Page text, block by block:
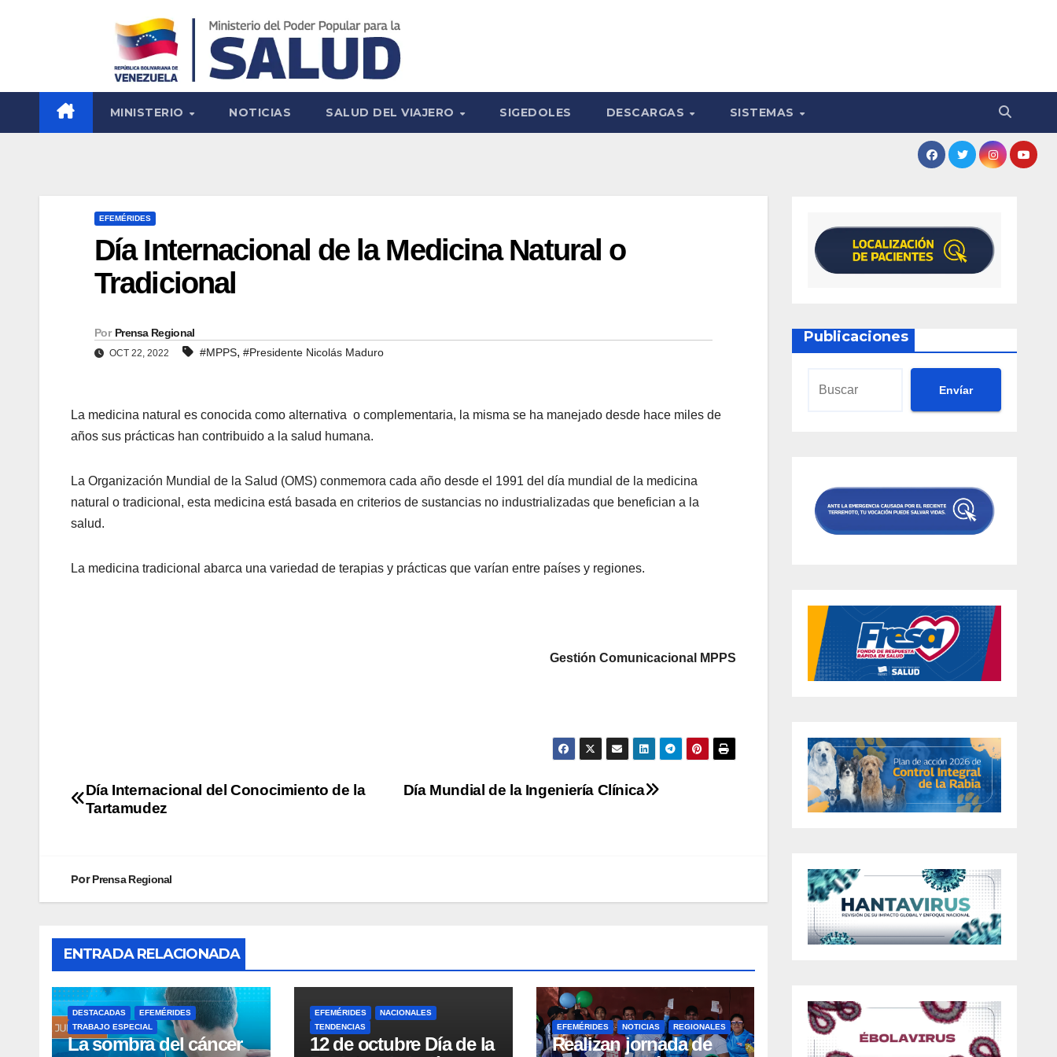
MINISTERIO NOTICIAS SALUD DEL VIAJERO SIGEDOLES DESCARGAS SISTEMAS
EFEMÉRIDES
Día Internacional de la Medicina Natural o
Tradicional
Por Prensa Regional
OCT 22, 2022 #MPPS, #Presidente Nicolás Maduro
La medicina natural es conocida como alternativa o complementaria, la misma se ha manejado desde hace miles de
años sus prácticas han contribuido a la salud humana.
La Organización Mundial de la Salud (OMS) conmemora cada año desde el 1991 del día mundial de la medicina
natural o tradicional, esta medicina está basada en criterios de sustancias no industrializadas que benefician a la
salud.
La medicina tradicional abarca una variedad de terapias y prácticas que varían entre países y regiones.
Gestión Comunicacional MPPS
Día Mundial de la Ingeniería Clínica
Día Internacional del Conocimiento de la
Tartamudez
PorPrensa Regional
ENTRADA RELACIONADA
DESTACADAS
EFEMÉRIDES
TRABAJO ESPECIAL
La sombra del cáncer
EFEMÉRIDES
NACIONALES
TENDENCIAS
12 de octubre Día de la
EFEMÉRIDES NOTICIAS REGIONALES
Realizan jornada de
Publicaciones
Envíar